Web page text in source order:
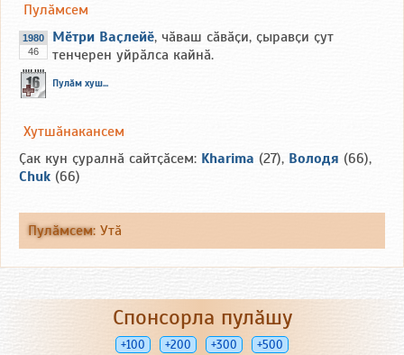
Пулӑмсем
1980
46
Мӗтри Ваҫлейӗ, чӑваш сӑвӑҫи, ҫыравҫи ҫут
тенчерен уйрӑлса кайнӑ.
Пулӑм хуш...
Хутшӑнакансем
Ҫак кун ҫуралнӑ сайтҫӑсем: Kharima (27), Володя (66),
Chuk (66)
Пулӑмсем: Утӑ
Спонсорла пулӑшу
+100 +200 +300 +500